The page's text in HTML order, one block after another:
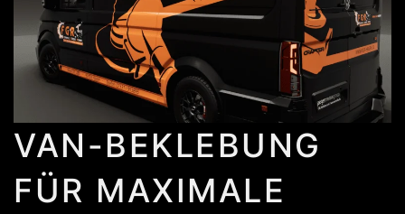
VAN-BEKLEBUNG
FÜR MAXIMALE